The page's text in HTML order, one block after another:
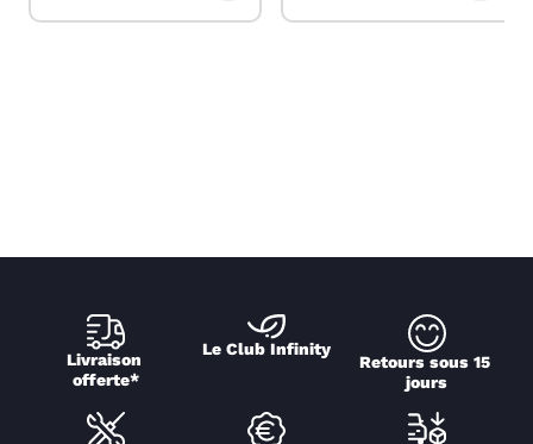
Livraison
offerte*
Le Club Infinity
Retours sous 15
jours